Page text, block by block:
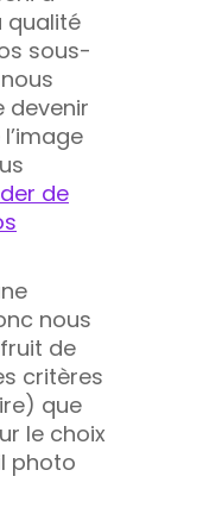
qualité
sous-
devenir
de
nous
de
critères
que
le choix
photo